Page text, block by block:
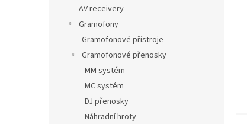
AV receivery
Gramofony
Gramofonové přístroje
Gramofonové přenosky
MM systém
MC systém
DJ přenosky
Náhradní hroty